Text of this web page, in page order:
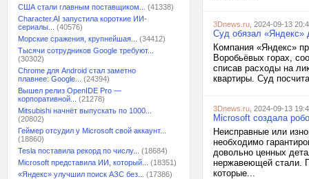
США стали главным поставщиком...
(41338)
Character.AI запустила короткие ИИ-
сериалы...
(40576)
Морские сражения, крупнейшая...
(34412)
Тысячи сотрудников Google требуют...
(30302)
Chrome для Android стал заметно
плавнее: Google...
(24394)
Вышел релиз OpenIDE Pro —
корпоративной...
(21278)
Mitsubishi начнёт выпускать по 1000...
(20802)
Геймер отсудил у Microsoft свой аккаунт...
(18860)
Tesla поставила рекорд по числу...
(18684)
Microsoft представила ИИ, который...
(18351)
«Яндекс» улучшил поиск АЗС без...
(17386)
3Dnews.ru , 2024-09-13
Суд обязал «Яндекс»
Компания «Яндекс»
Воробьёвых горах,
списав расходы на
квартиры. Суд
3Dnews.ru , 2024-09-13
Microsoft создала
Неисправные или
необходимо
довольно ценных
нержавеющей стали.
которые...